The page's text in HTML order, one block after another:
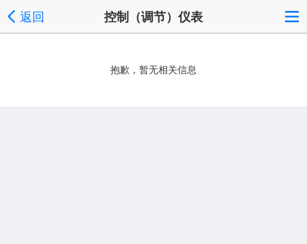
返回 控制（调节）仪表
抱歉，暂无相关信息